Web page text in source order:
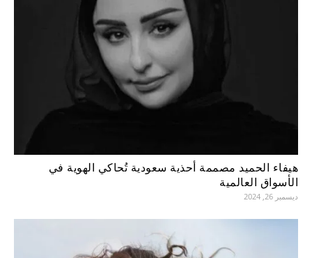
هيفاء الحميد مصممة أحذية سعودية تُحاكي الهوية في
الأسواق العالمية
ديسمبر 26, 2024